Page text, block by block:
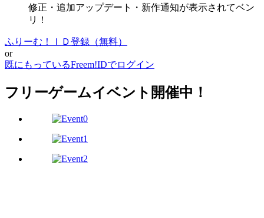
修正・追加アップデート・新作通知が表示されてベン
リ！
ふりーむ！ＩＤ登録（無料）
or
既にもっているFreem!IDでログイン
フリーゲームイベント開催中！